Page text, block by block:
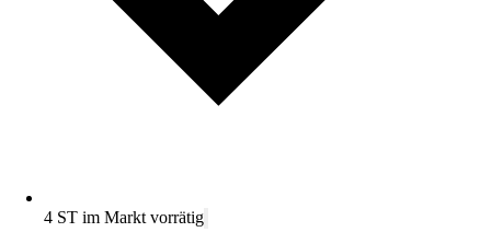
4 ST im Markt vorrätig